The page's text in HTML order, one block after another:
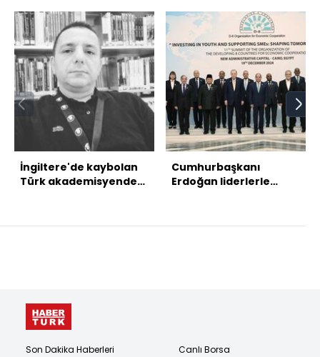
İngiltere'de kaybolan
Türk akademisyenden
Cumhurbaşkanı
Erdoğan liderlerle
Son Dakika Haberleri
Canlı Borsa